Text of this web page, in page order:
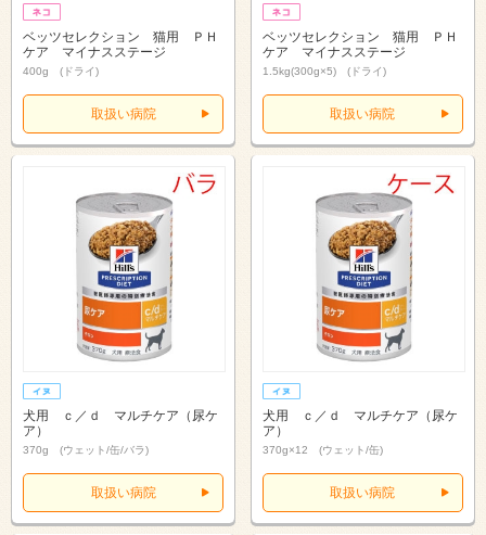
ベッツセレクション 猫用 ＰＨ
ケア マイナスステージ
400g (ドライ)
取扱い病院
ベッツセレクション 猫用 ＰＨ
ケア マイナスステージ
1.5kg(300g×5) (ドライ)
取扱い病院
犬用 ｃ／ｄ マルチケア（尿ケ
ア）
370g (ウェット/缶/バラ)
取扱い病院
犬用 ｃ／ｄ マルチケア（尿ケ
ア）
370g×12 (ウェット/缶)
取扱い病院